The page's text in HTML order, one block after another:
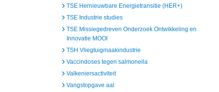
TSE Hernieuwbare Energietransitie (HER+)
TSE Industrie studies
TSE Missiegedreven Onderzoek Ontwikkeling en
Innovatie MOOI
TSH Vliegtuigmaakindustrie
Vaccindoses tegen salmonella
Valkeniersactiviteit
Vangstopgave aal